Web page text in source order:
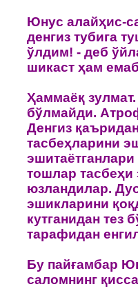
Юнус алайҳис-
денгиз тубига
ўлдим! - деб
шикаст ҳам
Ҳаммаёқ
бўлмайди.
Денгиз
тасбеҳларини
тoшлар тасбеҳи
юзландилар.
эшикларини
кутганидан тез
тарафидан
Бу пайғамбар
салoмнинг